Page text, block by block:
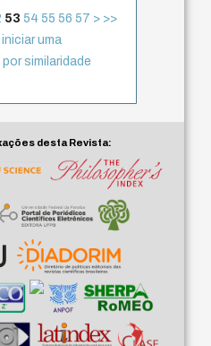
53 54 55 56 57 > >>
iniciar uma
similaridade
desta Revista: